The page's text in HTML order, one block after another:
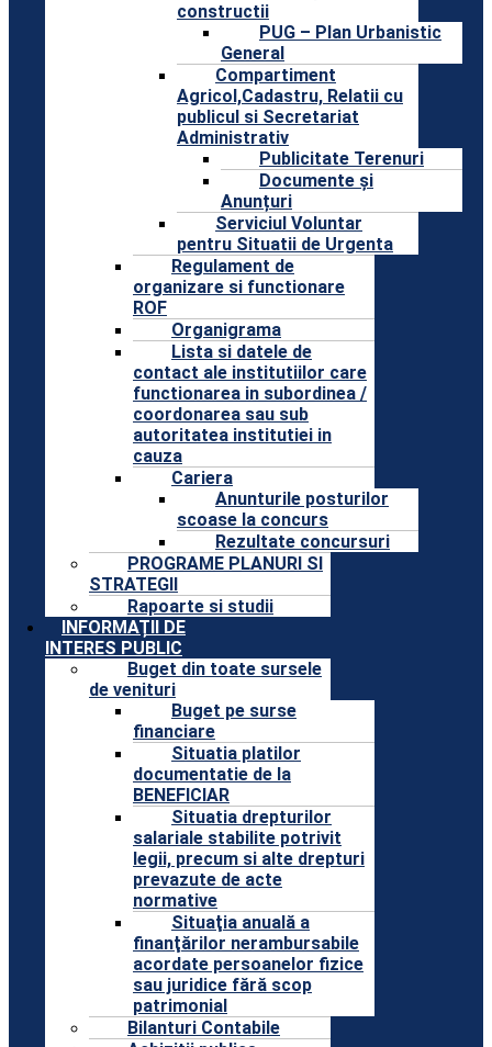
constructii
PUG – Plan Urbanistic
General
Compartiment
Agricol,Cadastru, Relatii cu
publicul si Secretariat
Administrativ
Publicitate Terenuri
Documente și
Anunțuri
Serviciul Voluntar
pentru Situatii de Urgenta
Regulament de
organizare si functionare
ROF
Organigrama
Lista si datele de
contact ale institutiilor care
functionarea in subordinea /
coordonarea sau sub
autoritatea institutiei in
cauza
Cariera
Anunturile posturilor
scoase la concurs
Rezultate concursuri
PROGRAME PLANURI SI
STRATEGII
Rapoarte si studii
INFORMAȚII DE
INTERES PUBLIC
Buget din toate sursele
de venituri
Buget pe surse
financiare
Situatia platilor
documentatie de la
BENEFICIAR
Situatia drepturilor
salariale stabilite potrivit
legii, precum si alte drepturi
prevazute de acte
normative
Situaţia anuală a
finanţărilor nerambursabile
acordate persoanelor fizice
sau juridice fără scop
patrimonial
Bilanturi Contabile